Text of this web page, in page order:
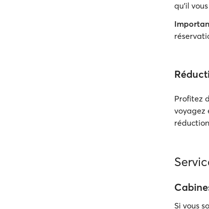
qu'il
Profitez
voyagez
Si vous